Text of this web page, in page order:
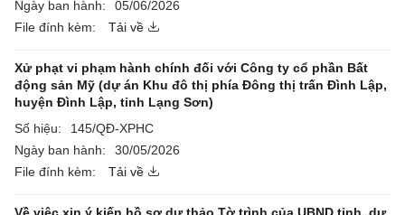
Ngày ban hành:
05/06/2026
File đính kèm:
Tải về
Xử phạt vi phạm hành chính đối với Công ty cổ phần Bất
động sản Mỹ (dự án Khu đô thị phía Đông thị trấn Đình Lập,
huyện Đình Lập, tỉnh Lạng Sơn)
Số hiệu:
145/QĐ-XPHC
Ngày ban hành:
30/05/2026
File đính kèm:
Tải về